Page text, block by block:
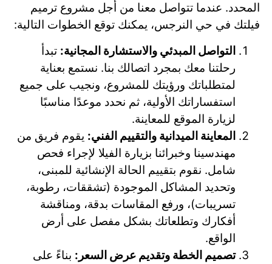
المحدد. عندما تتواصل معنا من أجل مشروع ترميم
فيلتك في حي النرجس، يمكنك توقع الخطوات التالية:
التواصل المبدئي والاستشارة المجانية: تبدأ
رحلتنا معك بمجرد اتصالك بنا. نستمع بعناية
لمتطلباتك ورؤيتك للمشروع، ونجيب على جميع
استفساراتك الأولية، ثم نحدد موعدًا مناسبًا
لزيارة الموقع للمعاينة.
المعاينة الميدانية والتقييم الفني: يقوم فريق من
مهندسينا وخبرائنا بزيارة الفيلا لإجراء فحص
شامل. نقوم بتقييم الحالة الإنشائية للمبنى،
وتحديد المشاكل الموجودة (تشققات، رطوبة،
تسريبات)، ورفع المقاسات بدقة، ومناقشة
أفكارك وتطلعاتك بشكل مفصل على أرض
الواقع.
تصميم الخطة وتقديم عرض السعر: بناءً على